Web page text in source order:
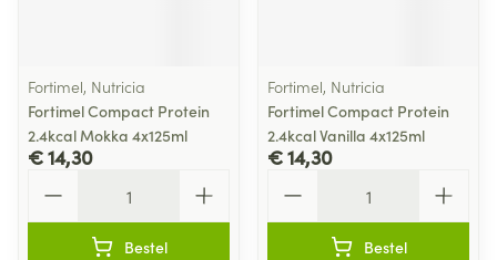
Fortimel, Nutricia
Fortimel Compact Protein
2.4kcal Mokka 4x125ml
€ 14,30
Bestel
Fortimel, Nutricia
Fortimel Compact Protein
2.4kcal Vanilla 4x125ml
€ 14,30
Bestel